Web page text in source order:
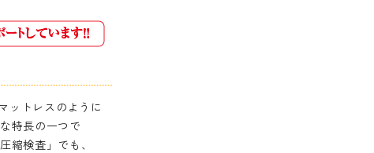
ットレスのように
特長の一つで
縮検査」でも、